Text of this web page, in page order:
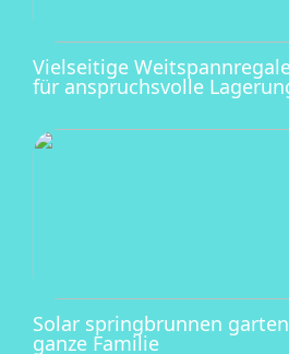
Vielseitige
für anspruchsvolle
Solar springbrunnen
ganze Familie